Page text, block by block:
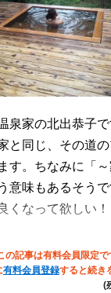
家の北出恭子で
と同じ、その道
す。ちなみに「
意味もあるそうで
くなって欲しい
の記事は有料会員限定で
有料会員登録すると続き
(